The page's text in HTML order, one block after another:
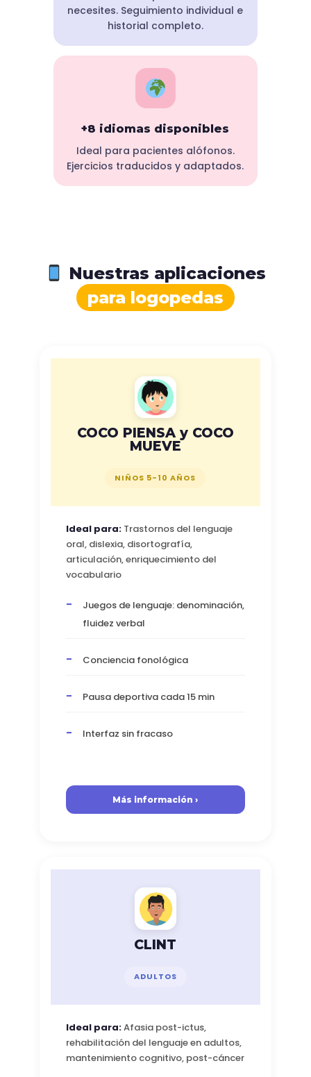
necesites. Seguimiento individual e
historial completo.
+8 idiomas disponibles
Ideal para pacientes alófonos.
Ejercicios traducidos y adaptados.
Nuestras aplicaciones
para logopedas
COCO PIENSA y COCO
MUEVE
NIÑOS 5-10 AÑOS
Ideal para:Trastornos del lenguaje
oral, dislexia, disortografía,
articulación, enriquecimiento del
vocabulario
Juegos de lenguaje: denominación,
fluidez verbal
Conciencia fonológica
Pausa deportiva cada 15 min
Interfaz sin fracaso
Más información ›
CLINT
ADULTOS
Ideal para:Afasia post-ictus,
rehabilitación del lenguaje en adultos,
mantenimiento cognitivo, post-cáncer